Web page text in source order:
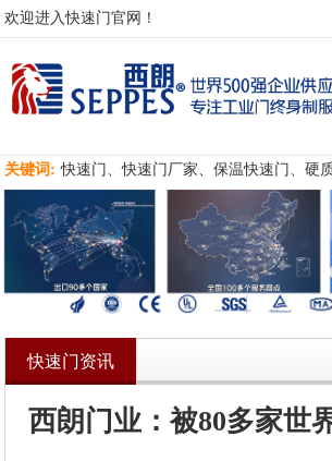
欢迎进入快速门官网！
关键词: 快速门、快速门厂家、保温快速门、硬
快速门资讯
西朗门业：被80多家世